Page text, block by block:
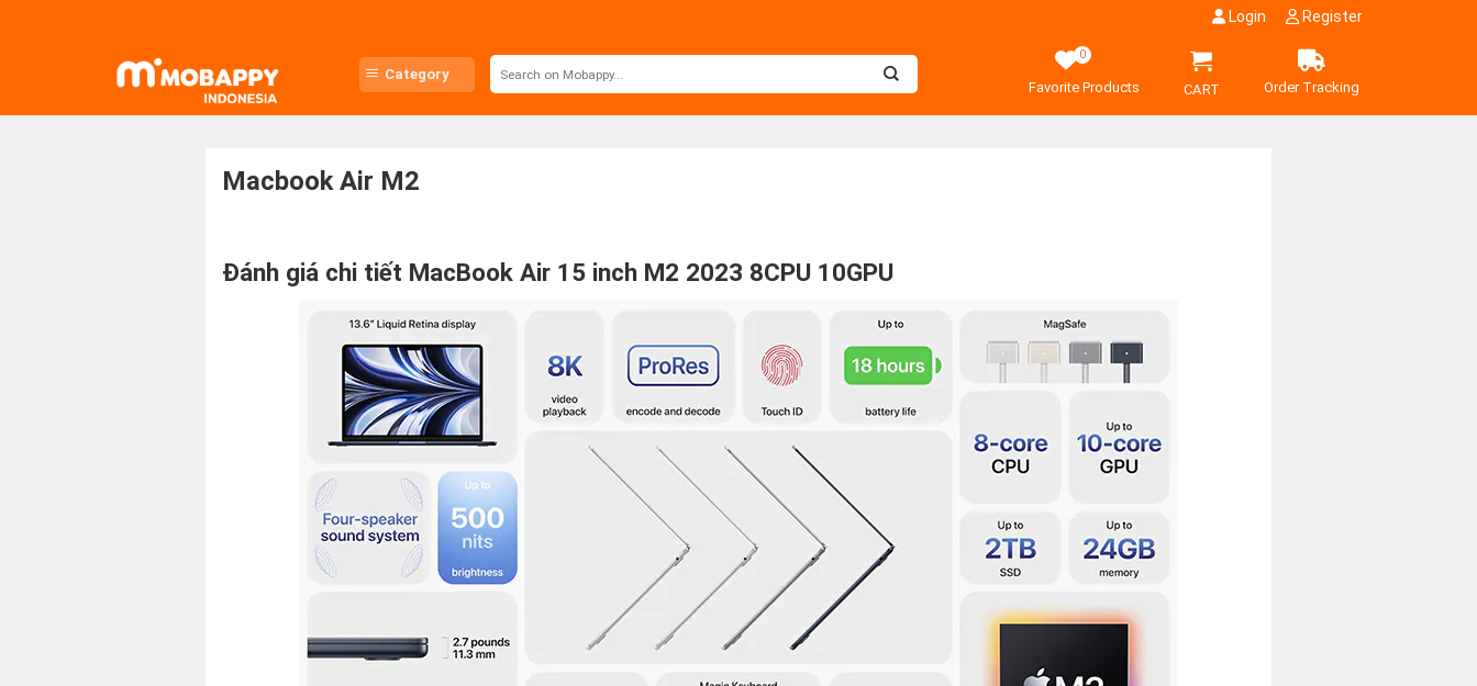
Login Register
Category
0
Favorite Products CART Order Tracking
Macbook Air M2
Đánh giá chi tiết MacBook Air 15 inch M2 2023 8CPU 10GPU